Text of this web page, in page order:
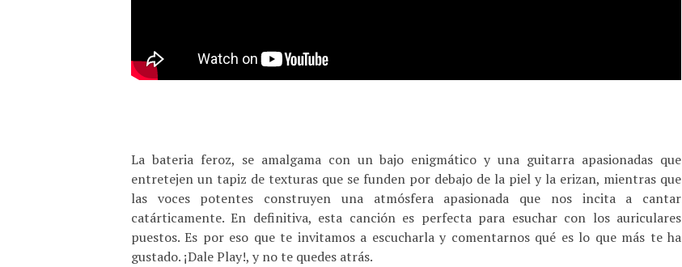
La bateria feroz, se amalgama con un bajo enigmático y una guitarra apasionadas que
entretejen un tapiz de texturas que se funden por debajo de la piel y la erizan, mientras que
las voces potentes construyen una atmósfera apasionada que nos incita a cantar
catárticamente. En definitiva, esta canción es perfecta para esuchar con los auriculares
puestos. Es por eso que te invitamos a escucharla y comentarnos qué es lo que más te ha
gustado. ¡Dale Play!, y no te quedes atrás.